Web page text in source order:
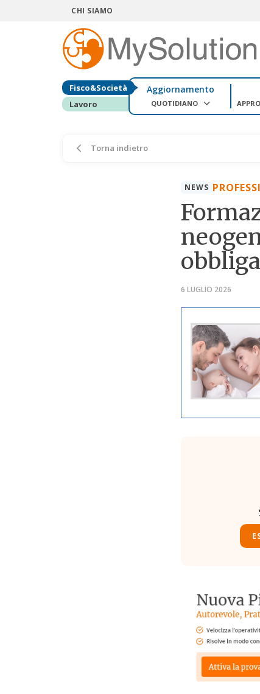
CHI SIAMO
Fisco&Società
Lavoro
Aggiornamento
QUOTIDIANO
Torna indietro
NEWS
6 LUGLIO 2026